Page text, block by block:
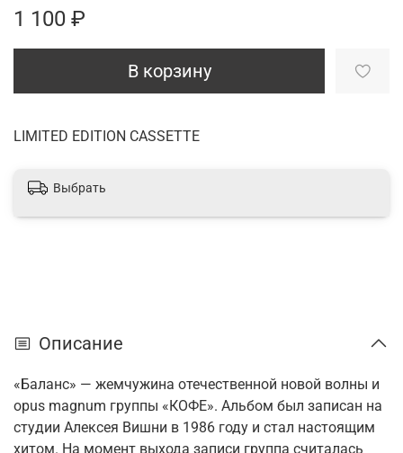
1 100 ₽
В корзину
LIMITED EDITION CASSETTE
Выбрать
Описание
«Баланс» — жемчужина отечественной новой волны и
opus magnum группы «КОФЕ». Альбом был записан на
студии Алексея Вишни в 1986 году и стал настоящим
хитом. На момент выхода записи группа считалась